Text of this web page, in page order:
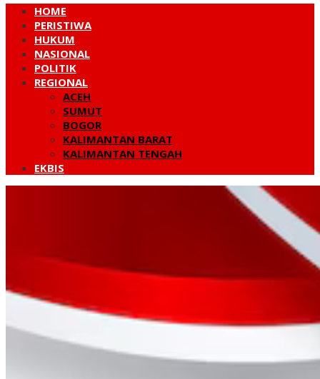
HOME
PERISTIWA
HUKUM
NASIONAL
POLITIK
REGIONAL
ACEH
SUMUT
BOGOR
KALIMANTAN BARAT
KALIMANTAN TENGAH
EKBIS